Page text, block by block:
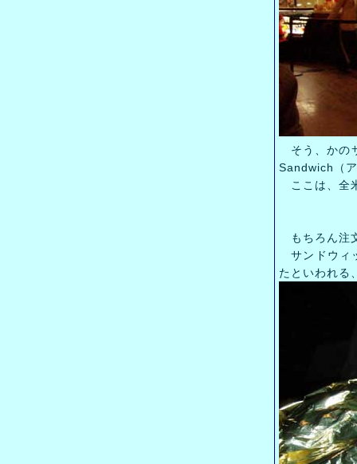
そう、かの
Sandwich（
ここは、全
もちろん注
サンドウィ
たといわれる